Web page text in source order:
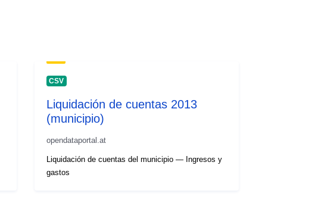
CSV
Liquidación de cuentas 2013
(municipio)
opendataportal.at
Liquidación de cuentas del municipio — Ingresos y
gastos